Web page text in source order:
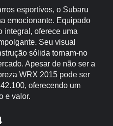
esportivos, o Subaru
emocionante. Equipado
integral, oferece uma
Seu visual
sólida tornam-no
Apesar de não ser a
WRX 2015 pode ser
oferecendo um
e valor.